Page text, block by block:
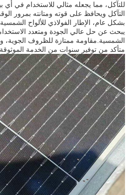
للتآكل، مما يجعله مثالي للاستخدام في أي
التآكل ويحافظ على قوته ومتانته بمرور
بشكل عام، الإطار الفولاذي للألواح
يبحث عن حل عالي الجودة ومتعدد
الشمسية.مقاومة ممتازة للظروف الجوية،
متأكد من توفير سنوات من الخدمة الموثوقة.